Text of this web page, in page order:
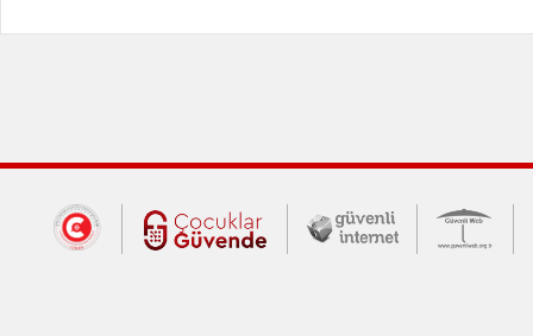
Dış Bağlantılar
Cumhurbaşkanlığı İletişim Merkezi
Çocuklar Güvende (yeni
Güvenli